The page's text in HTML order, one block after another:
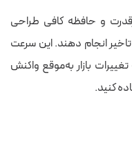
و حافظه کافی طراحی
انجام دهند. این سرعت
بازار به‌موقع واکنش
کنید.